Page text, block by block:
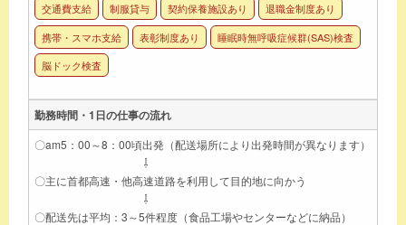
交通費支給 制服貸与 契約保養施設あり
退職金制度あり
携帯・スマホ支給
表彰制度あり
睡眠時無呼吸症候群(SAS)検査
脳ドック検査
勤務時間・1日の仕事の流れ
〇am5：00～8：00頃出発（配送場所により出発時間が異なります）
⇩
〇主に首都高速・他高速道路を利用して目的地に向かう
⇩
〇配送先は平均：3～5件程度（食品工場やセンターなどに納品）